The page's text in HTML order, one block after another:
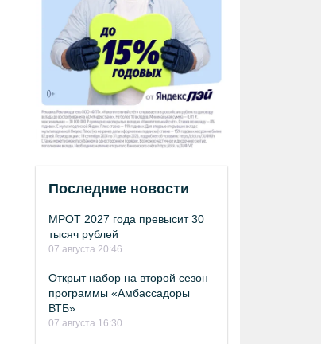
Последние новости
МРОТ 2027 года превысит 30
тысяч рублей
07 августа 20:46
Открыт набор на второй сезон
программы «Амбассадоры
ВТБ»
07 августа 16:30